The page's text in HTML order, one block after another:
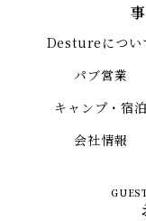
Destureについ
パブ営業
キャンプ・宿泊
会社情報